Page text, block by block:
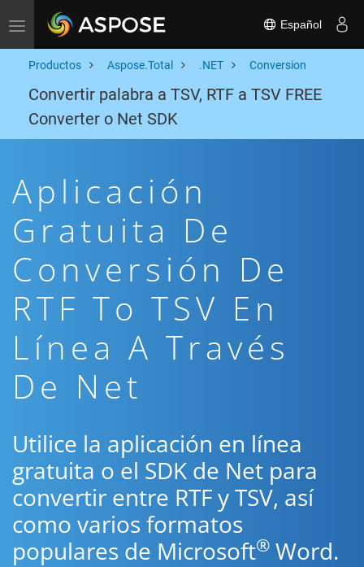
Toggle navigation Español
Productos Aspose.Total .NET Conversion
Convertir palabra a TSV, RTF a TSV FREE
Converter o Net SDK
Aplicación
Gratuita De
Conversión De
RTF To TSV En
Línea A Través
De Net
Utilice la aplicación en línea
gratuita o el SDK de Net para
convertir entre RTF y TSV, así
como varios formatos
populares de Microsoft® Word.